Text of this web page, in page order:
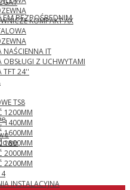
KOMPAKT AX
NAŚCIENNA IT
OBSŁUGI Z UCHWYTAMI
TFT 24''
TS8
1200MM
1400MM
1600MM
1800MM
2000MM
2200MM
4
INSTALACYJNA
BEZPOŚREDNIM